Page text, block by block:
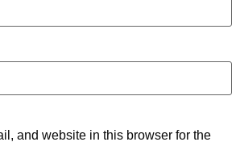
and website in this browser for the